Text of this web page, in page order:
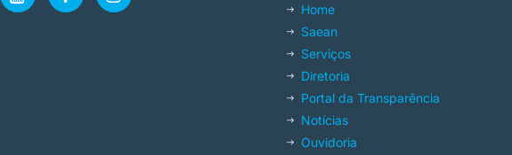
Home
Saean
Serviços
Diretoria
Portal da Transparência
Notícias
Ouvidoria